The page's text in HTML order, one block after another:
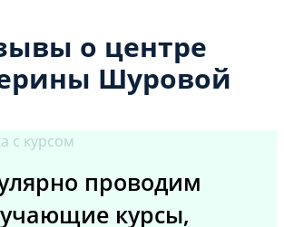
о центре
Шуровой
проводим
курсы,